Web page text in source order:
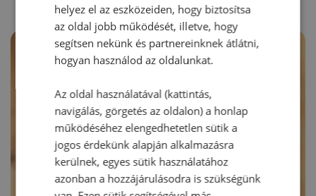
helyez el az eszközeiden, hogy biztosítsa
az oldal jobb működését, illetve, hogy
segítsen nekünk és partnereinknek átlátni,
hogyan használod az oldalunkat.
Az oldal használatával (kattintás,
navigálás, görgetés az oldalon) a honlap
működéséhez elengedhetetlen sütik a
jogos érdekünk alapján alkalmazásra
kerülnek, egyes sütik használatához
azonban a hozzájárulásodra is szükségünk